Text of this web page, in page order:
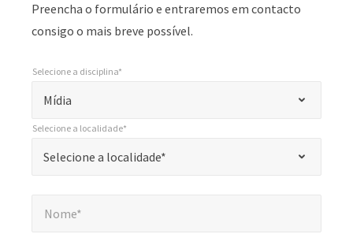
Preencha o formulário e entraremos em contacto
consigo o mais breve possível.
"
indica
Mídia
Selecione a disciplina*
Selecione a localidade*
Selecione a localidade*
Nome*